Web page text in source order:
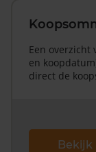
Een overzicht
en
direct de